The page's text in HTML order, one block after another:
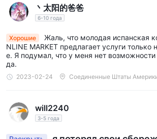
丶太阳的爸爸
6-10 года
Хорошие
Жаль, что молодая испанская
NLINE MARKET предлагает услуги
е. Я подумал, что у меня нет
да.
2023-02-24 Соединенные Штаты
will2240
3-5 года